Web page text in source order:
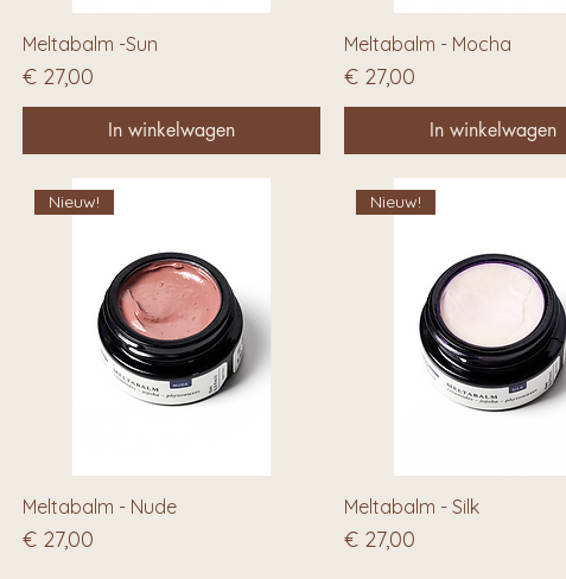
Meltabalm -Sun
Prijs
€ 27,00
In winkelwagen
Meltabalm - Mocha
Prijs
€ 27,00
In winkelwagen
Nieuw!
Meltabalm - Nude
Prijs
€ 27,00
Nieuw!
Meltabalm - Silk
Prijs
€ 27,00